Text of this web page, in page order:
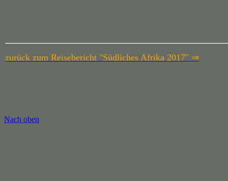
zurück zum Reisebericht "Südliches Afrika 2017" ⇒
Nach oben